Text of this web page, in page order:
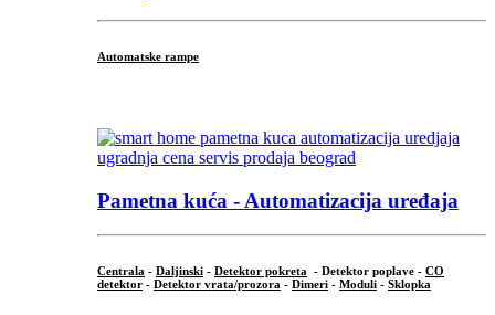
Automatske rampe
Pametna kuća - Automatizacija uređaja
Centrala - Daljinski - Detektor pokreta - Detektor poplave - CO
detektor - Detektor vrata/prozora - Dimeri - Moduli - Sklopka